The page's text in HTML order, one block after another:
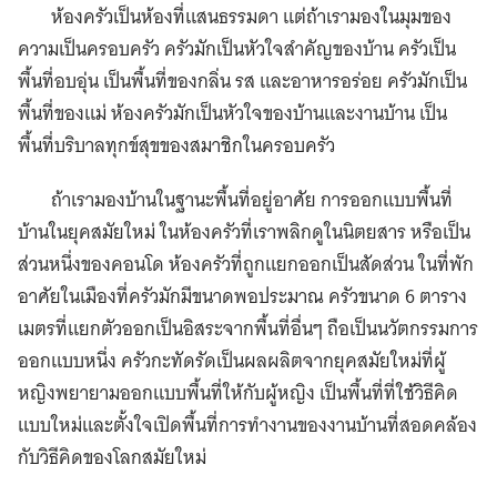
ห้องครัวเป็นห้องที่แสนธรรมดา แต่ถ้าเรามองในมุมของ
ความเป็นครอบครัว ครัวมักเป็นหัวใจสำคัญของบ้าน ครัวเป็น
พื้นที่อบอุ่น เป็นพื้นที่ของกลิ่น รส และอาหารอร่อย ครัวมักเป็น
พื้นที่ของแม่ ห้องครัวมักเป็นหัวใจของบ้านและงานบ้าน เป็น
พื้นที่บริบาลทุกข์สุขของสมาชิกในครอบครัว
ถ้าเรามองบ้านในฐานะพื้นที่อยู่อาศัย การออกแบบพื้นที่
บ้านในยุคสมัยใหม่ ในห้องครัวที่เราพลิกดูในนิตยสาร หรือเป็น
ส่วนหนึ่งของคอนโด ห้องครัวที่ถูกแยกออกเป็นสัดส่วน ในที่พัก
อาศัยในเมืองที่ครัวมักมีขนาดพอประมาณ ครัวขนาด 6 ตาราง
เมตรที่แยกตัวออกเป็นอิสระจากพื้นที่อื่นๆ ถือเป็นนวัตกรรมการ
ออกแบบหนึ่ง ครัวกะทัดรัดเป็นผลผลิตจากยุคสมัยใหม่ที่ผู้
หญิงพยายามออกแบบพื้นที่ให้กับผู้หญิง เป็นพื้นที่ที่ใช้วิธีคิด
แบบใหม่และตั้งใจเปิดพื้นที่การทำงานของงานบ้านที่สอดคล้อง
กับวิธีคิดของโลกสมัยใหม่